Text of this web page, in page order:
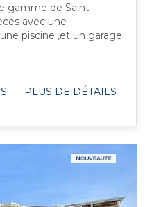
gamme de Saint
avec une
piscine ,et un garage
PLUS DE DÉTAILS